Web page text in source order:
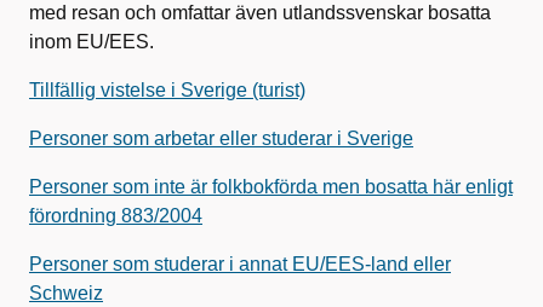
med resan och omfattar även utlandssvenskar bosatta
inom EU/EES.
Tillfällig vistelse i Sverige (turist)
Personer som arbetar eller studerar i Sverige
Personer som inte är folkbokförda men bosatta här enligt
förordning 883/2004
Personer som studerar i annat EU/EES-land eller
Schweiz